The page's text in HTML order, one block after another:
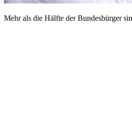
Mehr als die Hälfte der Bundesbürger